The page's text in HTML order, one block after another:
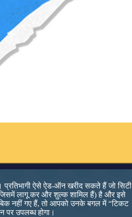
प्रतिभागी ऐसे ऐड-ऑन खरीद सकते हैं जो सिटी
जिसमें लागू कर और शुल्क शामिल हैं) है और इसे
नहीं गए हैं, तो आपको उनके बगल में “टिकट
उपलब्ध होगा।